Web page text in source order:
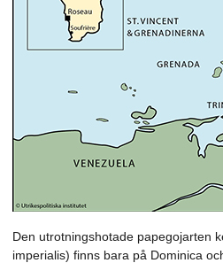
Den utrotningshotade papegojarten
imperialis) finns bara på Dominica